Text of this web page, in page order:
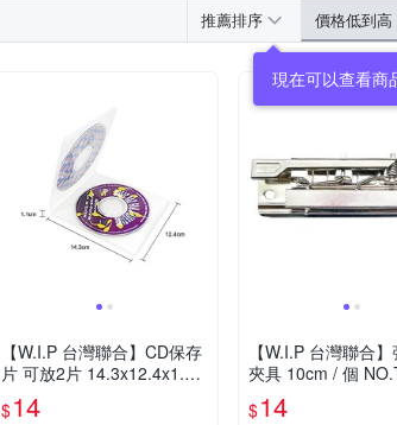
推薦排序 價格低到高
【W.I.P 台灣聯合】CD保存
片 可放2片 14.3x12.4x1.1c
m / 個 NO.NC026
$14
【W.I.P 台灣聯合
夾具 10cm / 個
$14